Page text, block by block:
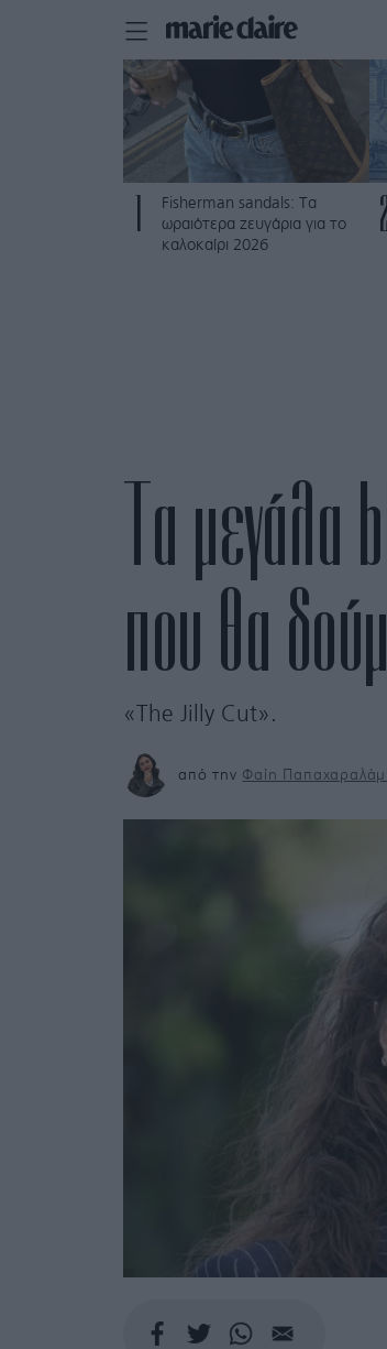
Fisherman sandals: Tα
ωραιότερα ζευγάρια για το
καλοκαίρι 2026
Τα
που θα
«The Jilly Cut».
από την Φαίη